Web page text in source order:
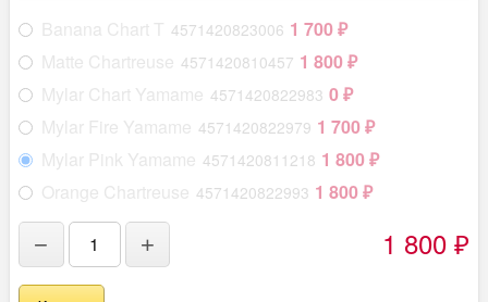
Banana Chart T 4571420823006 1 700₽
Matte Chartreuse 4571420810457 1 800₽
Mylar Chart Yamame 4571420822983 0₽
Mylar Fire Yamame 4571420822979 1 700₽
Mylar Pink Yamame 4571420811218 1 800₽
Orange Chartreuse 4571420822993 1 800₽
− + 1 800 ₽